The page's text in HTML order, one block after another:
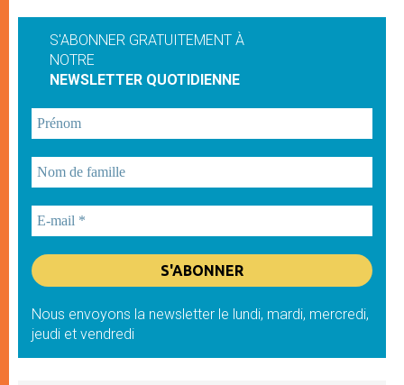
S'ABONNER GRATUITEMENT À
NOTRE
NEWSLETTER QUOTIDIENNE
Nous envoyons la newsletter le lundi, mardi, mercredi,
jeudi et vendredi